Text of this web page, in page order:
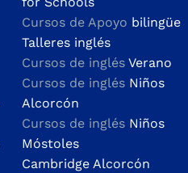
Cursos de Apoyo bilingüe
Talleres inglés
Cursos de inglés Verano
Cursos de inglés Niños
Alcorcón
Cursos de inglés Niños
Móstoles
Cambridge Alcorcón